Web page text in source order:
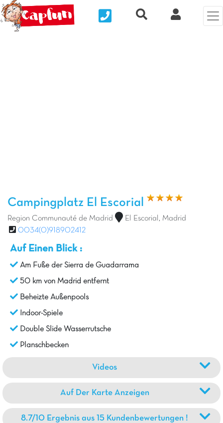
Nous contacterRecherche rapide
Clix
Campingplatz El Escorial
Region Communauté de Madrid
El Escorial, Madrid
0034(0)918902412
Auf Einen Blick :
Am Fuße der Sierra de Guadarrama
50 km von Madrid entfernt
Beheizte Außenpools
Indoor-Spiele
Double Slide Wasserrutsche
Planschbecken
Videos
Auf Der Karte Anzeigen
8.7/10 Ergebnis aus 15 Kundenbewertungen !